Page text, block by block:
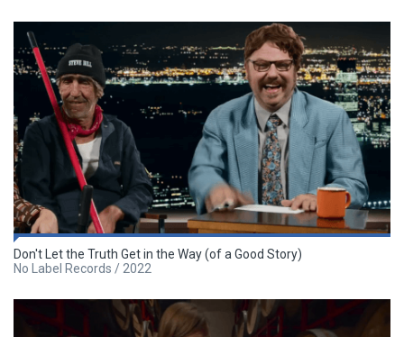
Don't Let the Truth Get in the Way (of a Good Story)
No Label Records / 2022